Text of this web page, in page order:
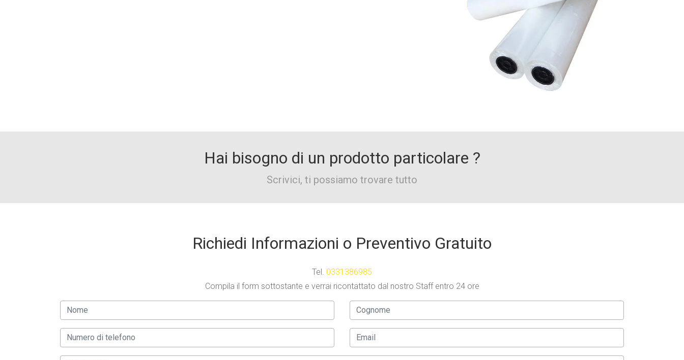
Locali / Bar / Discoteche
Fiere / Eventi / Mercati
Nuovi Brand Emergenti
Merchandising per Influencer
Hai bisogno di un prodotto particolare ?
Scrivici, ti possiamo trovare tutto
Richiedi Informazioni o Preventivo Gratuito
Tel. 0331386985
Compila il form sottostante e verrai ricontattato dal nostro Staff entro 24 ore